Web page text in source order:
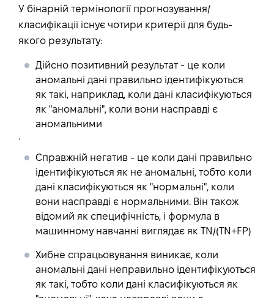
У бінарній термінології прогнозування/
класифікації існує чотири критерії для будь-
якого результату:
Дійсно позитивний результат - це коли
аномальні дані правильно ідентифікуються
як такі, наприклад, коли дані класифікуються
як "аномальні", коли вони насправді є
аномальними
.
Справжній негатив - це коли дані правильно
ідентифікуються як не аномальні, тобто коли
дані класифікуються як "нормальні", коли
вони насправді є нормальними. Він також
відомий як специфічність, і формула в
машинному навчанні виглядає як TN/(TN+FP)
Хибне спрацьовування виникає, коли
аномальні дані неправильно ідентифікуються
як такі, тобто коли дані класифікуються як